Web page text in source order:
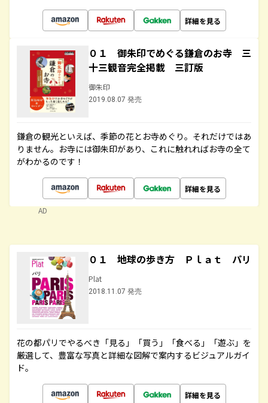
詳細を見る
０１ 御朱印でめぐる鎌倉のお寺 三
十三観音完全掲載 三訂版
御朱印
2019.08.07 発売
鎌倉の観光といえば、季節の花とお寺めぐり。それだけではあ
りません。お寺には御朱印があり、これに触れればお寺の全て
がわかるのです！
詳細を見る
AD
０１ 地球の歩き方 Ｐｌａｔ パリ
Plat
2018.11.07 発売
花の都パリでやるべき「見る」「買う」「食べる」「遊ぶ」を
厳選して、豊富な写真と詳細な図解で案内するビジュアルガイ
ド。
詳細を見る